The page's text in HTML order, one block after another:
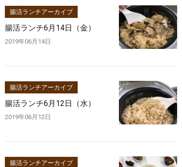
腸活ランチアーカイブ
腸活ランチ6月14日（金）
2019年06月14日
腸活ランチアーカイブ
腸活ランチ6月12日（水）
2019年06月12日
腸活ランチアーカイブ